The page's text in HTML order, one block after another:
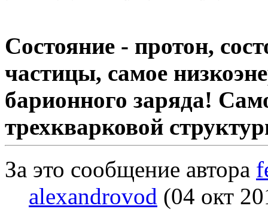
Состояние - протон,
частицы, самое
барионного заряда!
трехкварковой
За это сообщение автора
alexandrovod (04 окт